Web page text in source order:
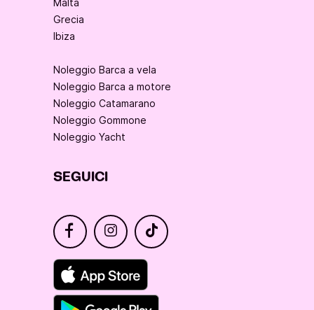
Malta
Grecia
Ibiza
Noleggio Barca a vela
Noleggio Barca a motore
Noleggio Catamarano
Noleggio Gommone
Noleggio Yacht
SEGUICI